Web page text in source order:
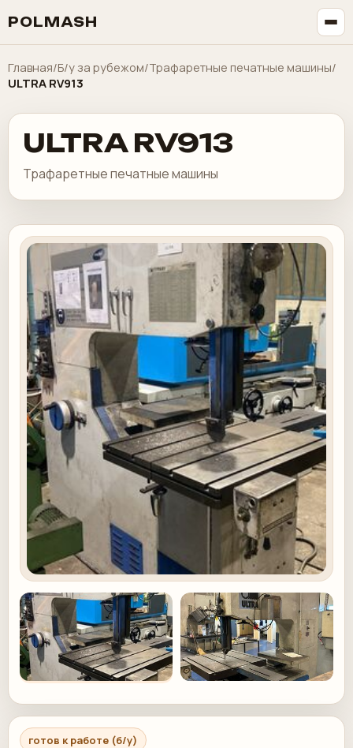
POLMASH
Главная/Б/у за рубежом/Трафаретные печатные машины/
ULTRA RV913
ULTRA RV913
Трафаретные печатные машины
готов к работе (б/у)